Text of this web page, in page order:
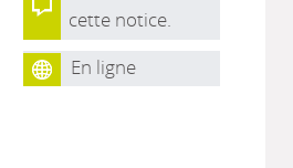
cette notice.
En ligne